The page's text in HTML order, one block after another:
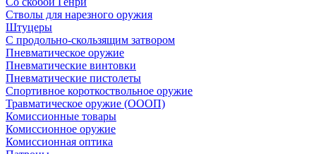
Стволы для нарезного оружия
Штуцеры
С продольно-скользящим затвором
Пневматическое оружие
Пневматические винтовки
Пневматические пистолеты
Спортивное короткоствольное оружие
Травматическое оружие (ОООП)
Комиссионные товары
Комиссионное оружие
Комиссионная оптика